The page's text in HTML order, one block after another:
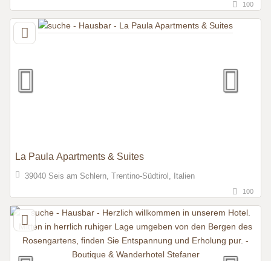
100
La Paula Apartments & Suites
39040 Seis am Schlern, Trentino-Südtirol, Italien
100